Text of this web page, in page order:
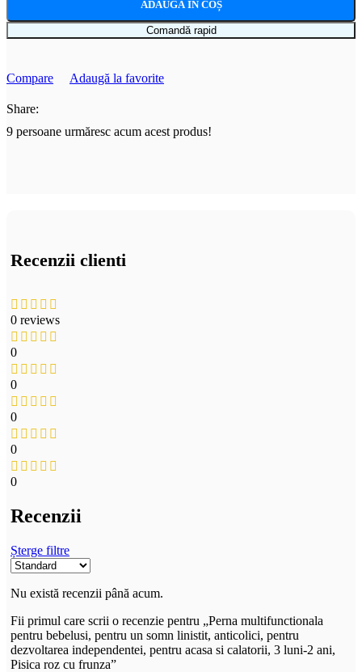
ADAUGĂ ÎN COȘ
Comandă rapid
Compare Adaugă la favorite
Share:
9 persoane urmăresc acum acest produs!
Recenzii clienti
0 reviews
0
0
0
0
0
Recenzii
Șterge filtre
Nu există recenzii până acum.
Fii primul care scrii o recenzie pentru „Perna multifunctionala
pentru bebelusi, pentru un somn linistit, anticolici, pentru
dezvoltarea independentei, pentru acasa si calatorii, 3 luni-2 ani,
Pisica roz cu frunza”